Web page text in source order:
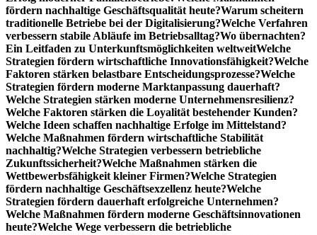
fördern nachhaltige Geschäftsqualität heute?Warum scheitern
traditionelle Betriebe bei der Digitalisierung?Welche Verfahren
verbessern stabile Abläufe im Betriebsalltag?Wo übernachten?
Ein Leitfaden zu Unterkunftsmöglichkeiten weltweitWelche
Strategien fördern wirtschaftliche Innovationsfähigkeit?Welche
Faktoren stärken belastbare Entscheidungsprozesse?Welche
Strategien fördern moderne Marktanpassung dauerhaft?
Welche Strategien stärken moderne Unternehmensresilienz?
Welche Faktoren stärken die Loyalität bestehender Kunden?
Welche Ideen schaffen nachhaltige Erfolge im Mittelstand?
Welche Maßnahmen fördern wirtschaftliche Stabilität
nachhaltig?Welche Strategien verbessern betriebliche
Zukunftssicherheit?Welche Maßnahmen stärken die
Wettbewerbsfähigkeit kleiner Firmen?Welche Strategien
fördern nachhaltige Geschäftsexzellenz heute?Welche
Strategien fördern dauerhaft erfolgreiche Unternehmen?
Welche Maßnahmen fördern moderne Geschäftsinnovationen
heute?Welche Wege verbessern die betriebliche